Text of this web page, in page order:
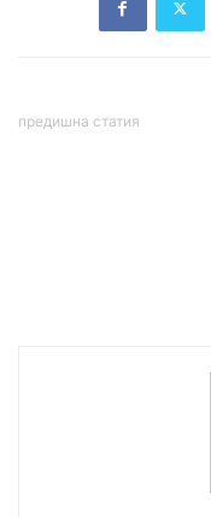
предишна статия